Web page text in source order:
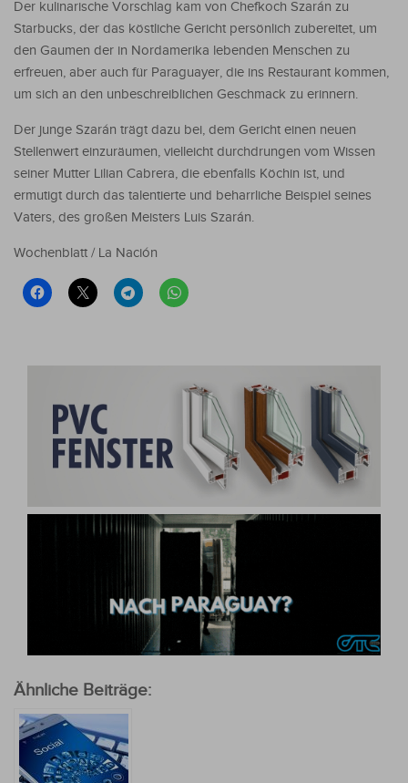
Der kulinarische Vorschlag kam von Chefkoch Szarán zu
Starbucks, der das köstliche Gericht persönlich zubereitet, um
den Gaumen der in Nordamerika lebenden Menschen zu
erfreuen, aber auch für Paraguayer, die ins Restaurant kommen,
um sich an den unbeschreiblichen Geschmack zu erinnern.
Der junge Szarán trägt dazu bei, dem Gericht einen neuen
Stellenwert einzuräumen, vielleicht durchdrungen vom Wissen
seiner Mutter Lilian Cabrera, die ebenfalls Köchin ist, und
ermutigt durch das talentierte und beharrliche Beispiel seines
Vaters, des großen Meisters Luis Szarán.
Wochenblatt / La Nación
Ähnliche Beiträge: